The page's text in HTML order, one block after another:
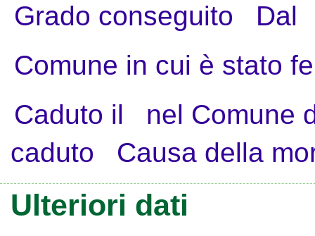
Grado conseguito
Dal
Comune in cui è stato
Caduto il
nel Comune
caduto
Causa della
Ulteriori dati